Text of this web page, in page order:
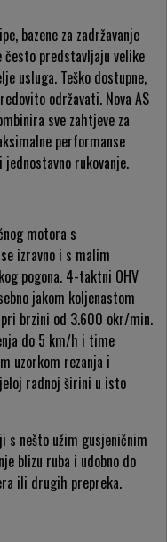
bazene za zadržavanje
predstavljaju velike
usluga. Teško dostupne,
održavati. Nova AS
sve zahtjeve za
performanse
rukovanje.
motora s
izravno i s malim
pogona. 4-taktni OHV
jakom koljenastom
brzini od 3.600 okr/min.
do 5 km/h i time
uzorkom rezanja i
radnoj širini u isto
s nešto užim gusjeničnim
blizu ruba i udobno do
ili drugih prepreka.